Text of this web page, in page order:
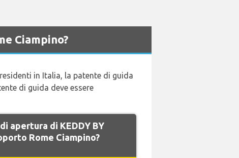
Ciampino?
in Italia, la patente di guida
di guida deve essere
apertura di KEDDY BY
Rome Ciampino?